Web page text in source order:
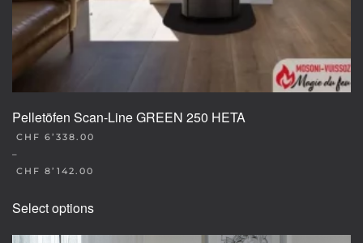
Pelletöfen Scan-Line GREEN 250 HETA
CHF 6’338.00
–
CHF 8’142.00
Select optionsproduct
has